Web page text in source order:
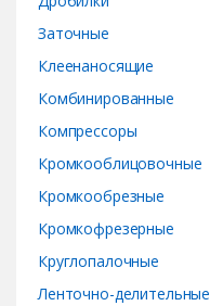
Заточные
Клеенаносящие
Комбинированные
Компрессоры
Кромкооблицовочные
Кромкообрезные
Кромкофрезерные
Круглопалочные
Ленточно-делительные